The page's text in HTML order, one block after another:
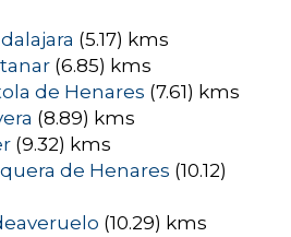
(5.17) kms
(6.85) kms
de Henares (7.61) kms
(8.89) kms
(9.32) kms
de Henares (10.12)
(10.29) kms